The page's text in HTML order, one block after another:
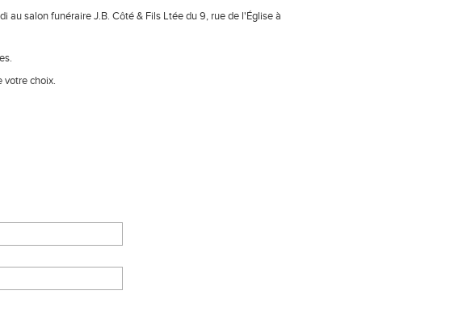
salon funéraire J.B. Côté & Fils Ltée du 9, rue de l'Église à
votre choix.